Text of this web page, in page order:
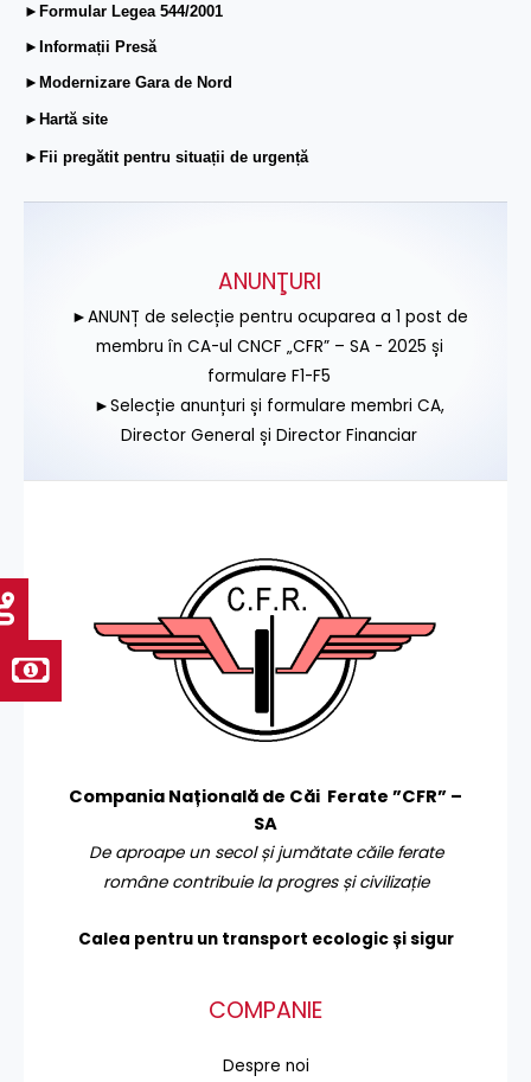
►Formular Legea 544/2001
►Informații Presă
►Modernizare Gara de Nord
►Hartă site
►Fii pregătit pentru situații de urgență
ANUNŢURI
►ANUNȚ de selecție pentru ocuparea a 1 post de
membru în CA-ul CNCF „CFR” – SA - 2025 și
formulare F1-F5
►Selecție anunțuri și formulare membri CA,
Director General și Director Financiar
Compania Națională de Căi Ferate ”CFR” –
SA
De aproape un secol și jumătate căile ferate
române contribuie la progres și civilizație
Calea pentru un transport ecologic și sigur
COMPANIE
Despre noi